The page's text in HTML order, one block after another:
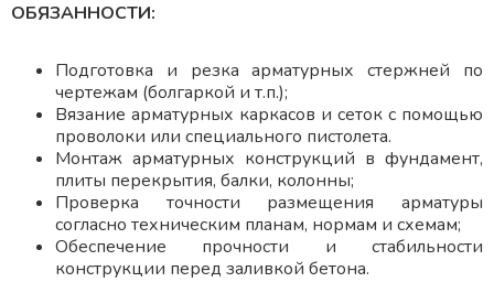
ОБЯЗАННОСТИ:
Подготовка и резка арматурных стержней по
чертежам (болгаркой и т.п.);
Вязание арматурных каркасов и сеток с помощью
проволоки или специального пистолета.
Монтаж арматурных конструкций в фундамент,
плиты перекрытия, балки, колонны;
Проверка точности размещения арматуры
согласно техническим планам, нормам и схемам;
Обеспечение прочности и стабильности
конструкции перед заливкой бетона.